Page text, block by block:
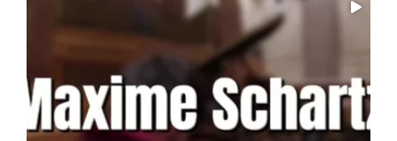
Il ne reste que 10 jours pour sauter le pas :